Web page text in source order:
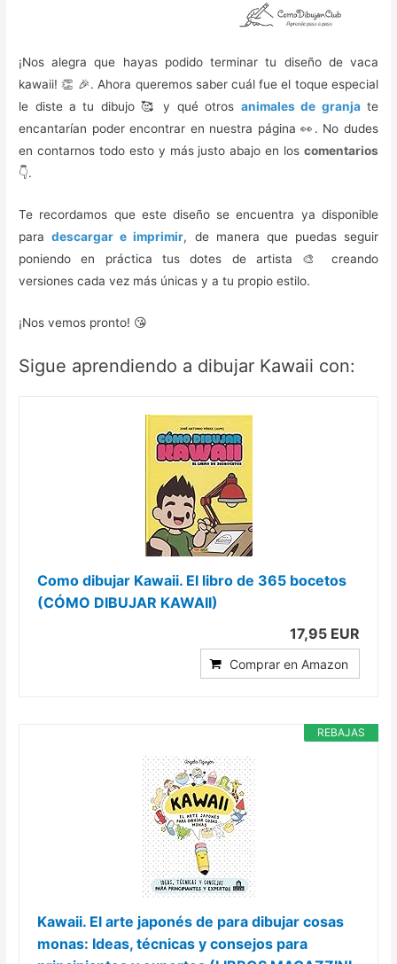
¡Nos alegra que hayas podido terminar tu diseño de vaca
kawaii! 👏 🎉. Ahora queremos saber cuál fue el toque especial
le diste a tu dibujo 🥰 y qué otros animales de granjate
encantarían poder encontrar en nuestra página 👀. No dudes
en contarnos todo esto y más justo abajo en los comentarios
👇.
Te recordamos que este diseño se encuentra ya disponible
paradescargar e imprimir, de manera que puedas seguir
poniendo en práctica tus dotes de artista 🎨 creando
versiones cada vez más únicas y a tu propio estilo.
¡Nos vemos pronto! 😘
Sigue aprendiendo a dibujar Kawaii con:
Como dibujar Kawaii. El libro de 365 bocetos
(CÓMO DIBUJAR KAWAII)
17,95 EUR
Comprar en Amazon
REBAJAS
Kawaii. El arte japonés de para dibujar cosas
monas: Ideas, técnicas y consejos para